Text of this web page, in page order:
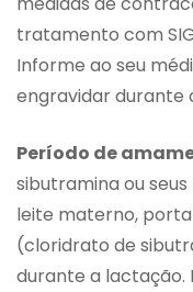
tratamento com
Informe ao seu
engravidar durante
Período de
sibutramina ou
leite materno,
(cloridrato de
durante a lactação.